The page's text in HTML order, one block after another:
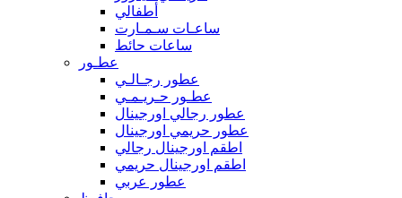
أطفالي
ساعـات سـمـارت
ساعات حائط
عطـور
عطور رجـالـي
عطـور حـريـمـي
عطور رجالي اورجينال
عطور حريمي اورجينال
اطقم اورجينال رجالي
اطقم اورجينال حريمي
عطور عربي